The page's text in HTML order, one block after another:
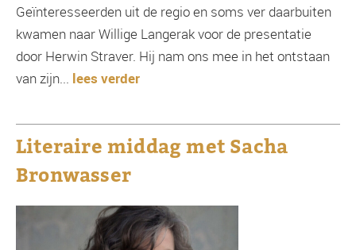
Geïnteresseerden uit de regio en soms ver daarbuiten
kwamen naar Willige Langerak voor de presentatie
door Herwin Straver. Hij nam ons mee in het ontstaan
van zijn... lees verder
Literaire middag met Sacha
Bronwasser